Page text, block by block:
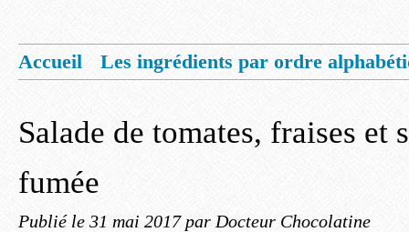
Accueil
Les ingrédients par ordre
Salade de tomates, fraises et
fumée
Publié le 31 mai 2017 par Docteur Chocolatine